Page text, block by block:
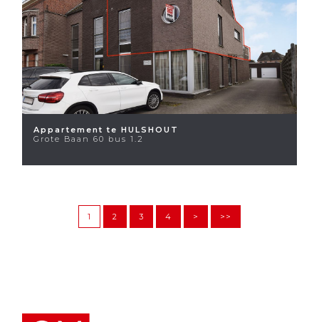
Appartement te HULSHOUT
Grote Baan 60 bus 1.2
1 2 3 4 > >>